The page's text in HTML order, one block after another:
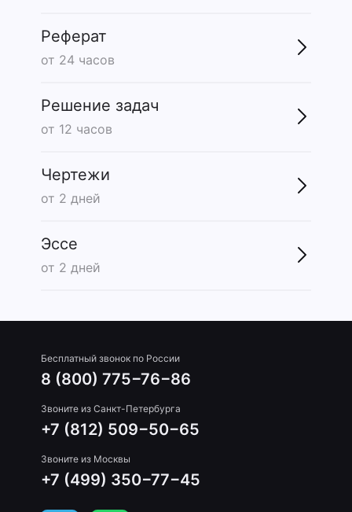
Реферат
от 24 часов
Решение задач
от 12 часов
Чертежи
от 2 дней
Эссе
от 2 дней
Бесплатный звонок по России
8 (800) 775−76−86
Звоните из Санкт-Петербурга
+7 (812) 509−50−65
Звоните из Москвы
+7 (499) 350−77−45